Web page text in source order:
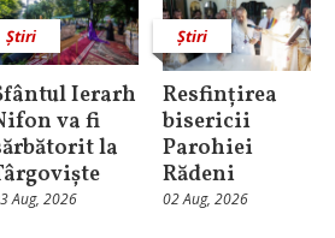
Știri
Ierarh
va fi
la
Aug, 2026
Știri
Resfințirea
bisericii
Parohiei
Rădeni
02 Aug, 2026